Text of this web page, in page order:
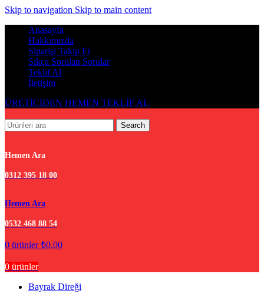
Skip to navigation Skip to main content
Anasayfa
Hakkımızda
Siparişi Takip Et
Sıkça Sorulan Sorular
Teklif Al
İletişim
ÜRETİCİDEN HEMEN TEKLİF AL
Search
Hemen Ara
0312 395 18 00
Hemen Ara
0532 468 88 54
0 ürünler ₺0,00
0 ürünler
Bayrak Direği